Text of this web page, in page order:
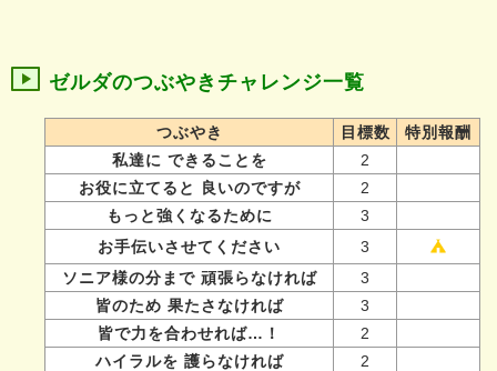
ゼルダのつぶやきチャレンジ一覧
つぶやき 目標数
特別報酬
私達に できることを
2
お役に立てると 良いのですが
2
もっと強くなるために
3
お手伝いさせてください
3
ソニア様の分まで 頑張らなければ
3
皆のため 果たさなければ
3
皆で力を合わせれば…！
2
ハイラルを 護らなければ
2